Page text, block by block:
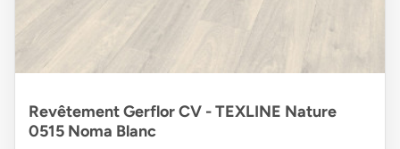
Revêtement Gerflor CV - TEXLINE Nature
0515 Noma Blanc